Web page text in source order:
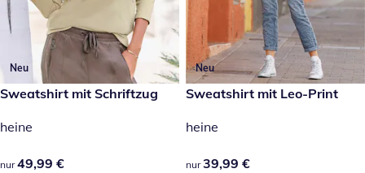
Neu
49,99 €
Sweatshirt mit Schriftzug
heine
49,99 €
nur 49,99 €
Neu
39,99 €
Sweatshirt mit Leo-Print
heine
39,99 €
nur 39,99 €